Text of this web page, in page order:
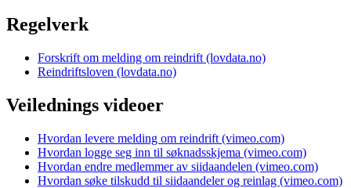
Regelverk
Forskrift om melding om reindrift (lovdata.no)
Reindriftsloven (lovdata.no)
Veilednings videoer
Hvordan levere melding om reindrift (vimeo.com)
Hvordan logge seg inn til søknadsskjema (vimeo.com)
Hvordan endre medlemmer av siidaandelen (vimeo.com)
Hvordan søke tilskudd til siidaandeler og reinlag (vimeo.com)